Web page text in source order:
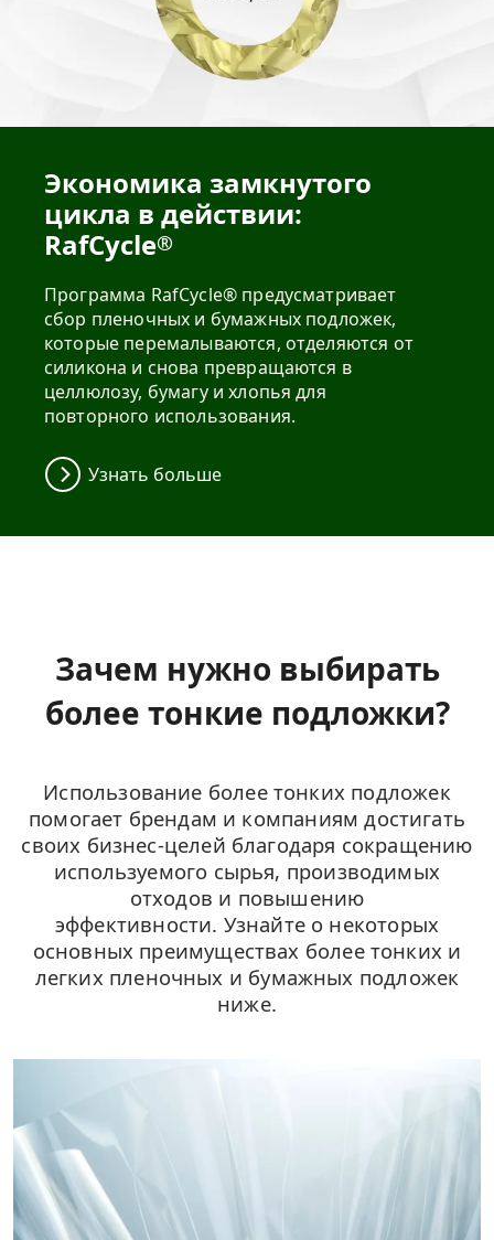
Экономика замкнутого
цикла в действии:
RafCycle®
Программа RafCycle® предусматривает
сбор пленочных и бумажных подложек,
которые перемалываются, отделяются от
силикона и снова превращаются в
целлюлозу, бумагу и хлопья для
повторного использования.
Узнать больше
Зачем нужно выбирать
более тонкие подложки?
Использование более тонких подложек
помогает брендам и компаниям достигать
своих бизнес-целей благодаря сокращению
используемого сырья, производимых
отходов и повышению
эффективности. Узнайте о некоторых
основных преимуществах более тонких и
легких пленочных и бумажных подложек
ниже.